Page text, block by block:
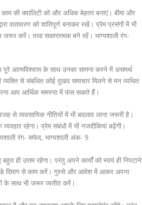
की क्वालिटी को और अधिक बेहतर बनाएं। बीमा और
वातावरण को शांतिपूर्ण बनाकर रखें। प्रेम प्रसंगों में भी
करें। तथा सकारात्मक बने रहें। भाग्यशाली रंग-
पूरे आत्मविश्वास के साथ उनका सामना करने में असमर्थ
व्यक्ति से संबंधित कोई दुखद समाचार मिलने से मन व्यथित
आप आर्थिक समस्या में फंस सकते हैं।
व्यवसायिक नीतियों में भी बदलाव लाना जरूरी है।
रहेगा। प्रेम संबंधों में भी नजदीकियां बढ़ेंगी।
रंग- सफेद, भाग्यशाली अंक- 9
ही उत्तम रहेगा। परंतु अपने कार्यों को स्वयं ही निपटाने
ठंडे दिमाग से काम करें। गुस्से और आवेश में आकर अपना
साथ भी जरूर व्यतीत करें।